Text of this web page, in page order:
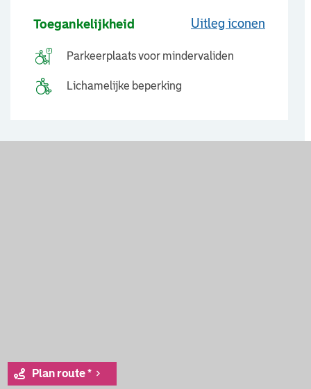
Toegankelijkheid Uitleg iconen
Parkeerplaats voor mindervaliden
Lichamelijke beperking
Plan route *